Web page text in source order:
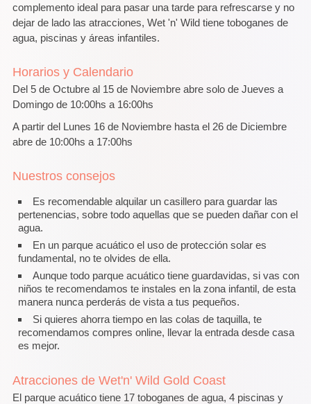
complemento ideal para pasar una tarde para refrescarse y no
dejar de lado las atracciones, Wet 'n' Wild tiene toboganes de
agua, piscinas y áreas infantiles.
Horarios y Calendario
Del 5 de Octubre al 15 de Noviembre abre solo de Jueves a
Domingo de 10:00hs a 16:00hs
A partir del Lunes 16 de Noviembre hasta el 26 de Diciembre
abre de 10:00hs a 17:00hs
Nuestros consejos
Es recomendable alquilar un casillero para guardar las
pertenencias, sobre todo aquellas que se pueden dañar con el
agua.
En un parque acuático el uso de protección solar es
fundamental, no te olvides de ella.
Aunque todo parque acuático tiene guardavidas, si vas con
niños te recomendamos te instales en la zona infantil, de esta
manera nunca perderás de vista a tus pequeños.
Si quieres ahorra tiempo en las colas de taquilla, te
recomendamos compres online, llevar la entrada desde casa
es mejor.
Atracciones de Wet'n' Wild Gold Coast
El parque acuático tiene 17 toboganes de agua, 4 piscinas y